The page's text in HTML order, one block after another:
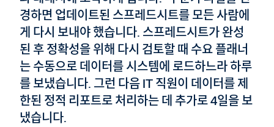
경하면 업데이트된 스프레드시트를 모든 사람에
게 다시 보내야 했습니다. 스프레드시트가 완성
된 후 정확성을 위해 다시 검토할 때 수요 플래너
는 수동으로 데이터를 시스템에 로드하느라 하루
를 보냈습니다. 그런 다음 IT 직원이 데이터를 제
한된 정적 리포트로 처리하는 데 추가로 4일을 보
냈습니다.